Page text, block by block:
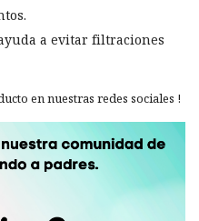
a evitar filtraciones
en nuestras redes sociales !